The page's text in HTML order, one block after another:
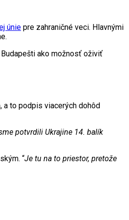
únie pre zahraničné veci. Hlavnými
ako možnosť oživiť
a to podpis viacerých dohôd
potvrdili Ukrajine 14. balík
“Je tu na to priestor, pretože